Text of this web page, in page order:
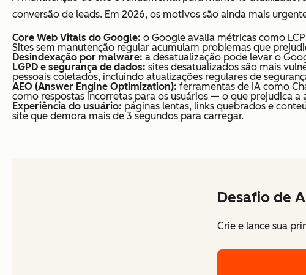
conversão de leads. Em 2026, os motivos são ainda mais
Core Web Vitals do Google: o Google avalia métricas como
Sites sem manutenção regular acumulam problemas que
Desindexação por malware: a desatualização pode levar o
LGPD e segurança de dados: sites desatualizados são mais
pessoais coletados, incluindo atualizações regulares de
AEO (Answer Engine Optimization): ferramentas de IA como
como respostas incorretas para os usuários — o que prejudica a
Experiência do usuário: páginas lentas, links quebrados e
site que demora mais de 3 segundos para carregar.
Desafio de
Crie e lance sua